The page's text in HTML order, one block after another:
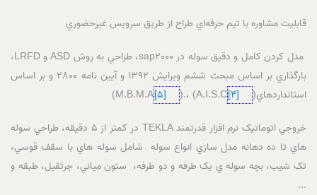
قابليت مشاوره با تيم حرفه‌اي طراح از طريق سرويس غيرحضوري
مدل کردن کامل و دقيق سوله در sap2000، طراحي به روش ASD و LRFD،
بارگذاري بر اساس مبحث ششم ويرايش 1392 و آيين نامه 2800 و بر اساس
استانداردهاي(A.I.S.C
[4] ) ،.(M.B.M.A [5]
)
خروجي اتوماتيک نرم افزار قدرتمند TEKLA در کمتر از 5 دقيقه، طراحي سوله
هاي تا ده دهانه مدل سازي انواع سوله شامل سوله هاي با سقف قوسي،
تک شيب، بچه سوله ي يک طرفه و دو طرفه، ستون مياني، جرثقيل، طبقه و
...